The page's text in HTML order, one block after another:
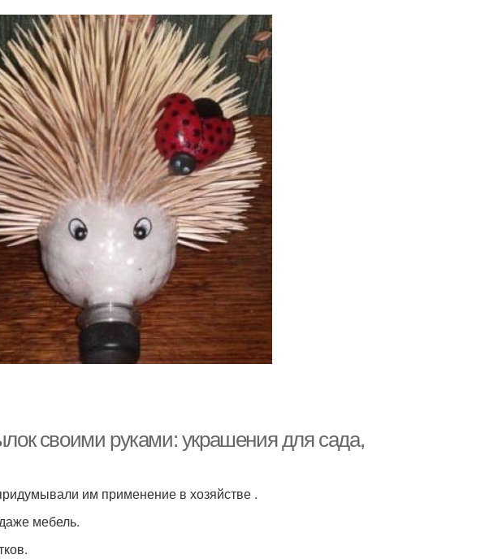
своими руками: украшения для сада,
им применение в хозяйстве .
мебель.